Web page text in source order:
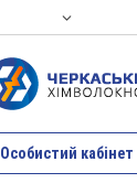
Особистий кабінет